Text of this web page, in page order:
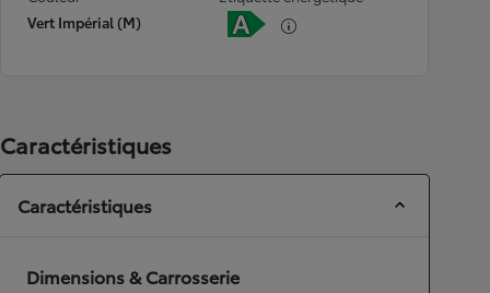
Vert Impérial (M)
Caractéristiques
Caractéristiques
Dimensions & Carrosserie